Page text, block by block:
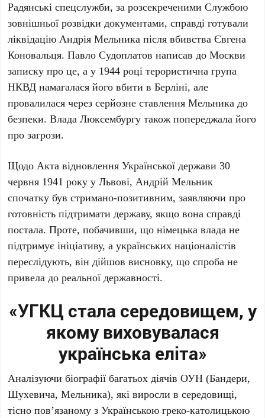
Радянські спецслужби, за розсекреченими Службою
зовнішньої розвідки документами, справді готували
ліквідаціюАндрія Мельника після вбивстваЄвгена
Коновальця.Павло Судоплатов написав до Москви
записку про це, а у 1944 році терористична група
НКВД намагалася його вбити вБерліні, але
провалилася через серйозне ставленняМельника до
безпеки. ВладаЛюксембургу також попереджала його
про загрози.
Щодо Акта відновлення Української держави30
червня 1941 року уЛьвові,Андрій Мельник
спочатку був стримано-позитивним, заявляючи про
готовність підтримати державу, якщо вона справді
постала. Проте, побачивши, що німецька влада не
підтримує ініціативу, а українських націоналістів
переслідують, він дійшов висновку, що спроба не
привела до реальної державності.
«УГКЦ стала середовищем, у
якому виховувалася
українська еліта»
Аналізуючи біографії багатьох діячів ОУН (Бандери,
Шухевича,Мельника), які виросли в середовищі,
тісно пов’язаному з Українською греко-католицькою